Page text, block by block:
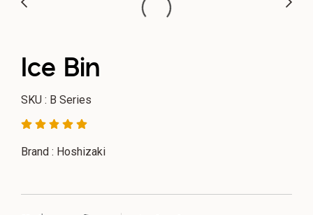
Ice Bin
SKU : B Series
Brand : Hoshizaki